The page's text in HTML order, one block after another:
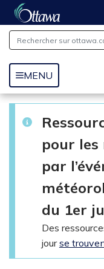
Passer au contenu
MENU
pour les
par
du 1er
Des
jourse